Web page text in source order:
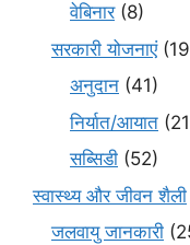
वेबिनार(8)
सरकारी योजनाएं
अनुदान (41)
निर्यात/आयात
सब्सिडी (52)
स्वास्थ्य और जीवन शैली
जलवायु जानकारी